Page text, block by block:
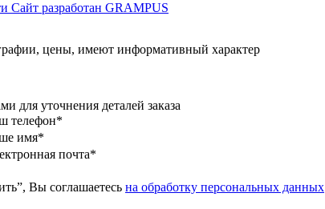
Сайт разработан GRAMPUS
цены, имеют информативный характер
для уточнения деталей заказа
телефон*
имя*
почта*
Вы соглашаетесь на обработку персональных данных